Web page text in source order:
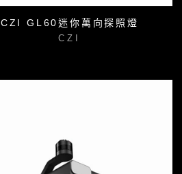
CZI GL60迷你萬向探照燈
CZI